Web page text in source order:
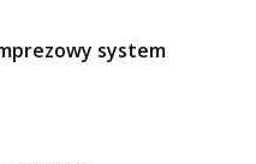
system